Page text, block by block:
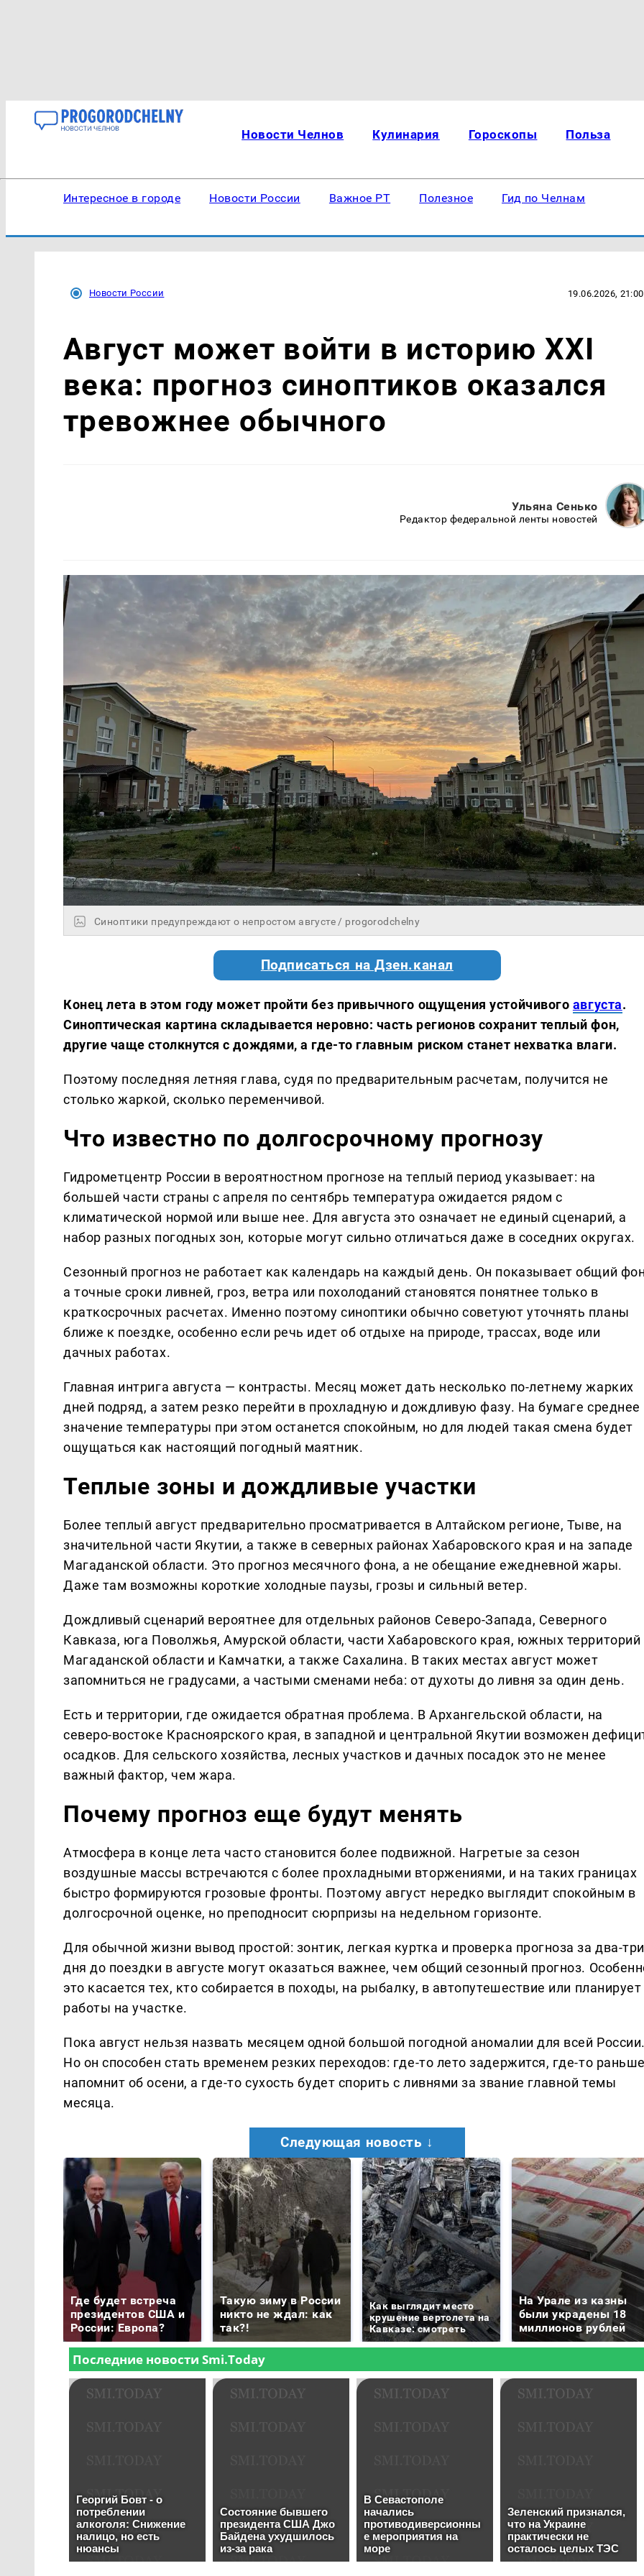
Новости Челнов Кулинария Гороскопы Польза
Интересное в городе Новости России Важное РТ Полезное Гид по Челнам
Новости России 19.06.2026, 21:00
Август может войти в историю XXI
века: прогноз синоптиков оказался
тревожнее обычного
Ульяна Сенько
Редактор федеральной ленты новостей
Синоптики предупреждают о непростом августе / progorodchelny
Подписаться на Дзен.канал
Конец лета в этом году может пройти без привычного ощущения устойчивого августа.
Синоптическая картина складывается неровно: часть регионов сохранит теплый фон,
другие чаще столкнутся с дождями, а где-то главным риском станет нехватка влаги.
Поэтому последняя летняя глава, судя по предварительным расчетам, получится не
столько жаркой, сколько переменчивой.
Что известно по долгосрочному прогнозу
Гидрометцентр России в вероятностном прогнозе на теплый период указывает: на
большей части страны с апреля по сентябрь температура ожидается рядом с
климатической нормой или выше нее. Для августа это означает не единый сценарий, а
набор разных погодных зон, которые могут сильно отличаться даже в соседних округах.
Сезонный прогноз не работает как календарь на каждый день. Он показывает общий
а точные сроки ливней, гроз, ветра или похолоданий становятся понятнее только в
краткосрочных расчетах. Именно поэтому синоптики обычно советуют уточнять планы
ближе к поездке, особенно если речь идет об отдыхе на природе, трассах, воде или
дачных работах.
Главная интрига августа — контрасты. Месяц может дать несколько по-летнему жарких
дней подряд, а затем резко перейти в прохладную и дождливую фазу. На бумаге среднее
значение температуры при этом останется спокойным, но для людей такая смена будет
ощущаться как настоящий погодный маятник.
Теплые зоны и дождливые участки
Более теплый август предварительно просматривается в Алтайском регионе, Тыве, на
значительной части Якутии, а также в северных районах Хабаровского края и на западе
Магаданской области. Это прогноз месячного фона, а не обещание ежедневной жары.
Даже там возможны короткие холодные паузы, грозы и сильный ветер.
Дождливый сценарий вероятнее для отдельных районов Северо-Запада, Северного
Кавказа, юга Поволжья, Амурской области, части Хабаровского края, южных территорий
Магаданской области и Камчатки, а также Сахалина. В таких местах август может
запомниться не градусами, а частыми сменами неба: от духоты до ливня за один день.
Есть и территории, где ожидается обратная проблема. В Архангельской области, на
северо-востоке Красноярского края, в западной и центральной Якутии возможен
осадков. Для сельского хозяйства, лесных участков и дачных посадок это не менее
важный фактор, чем жара.
Почему прогноз еще будут менять
Атмосфера в конце лета часто становится более подвижной. Нагретые за сезон
воздушные массы встречаются с более прохладными вторжениями, и на таких границах
быстро формируются грозовые фронты. Поэтому август нередко выглядит спокойным в
долгосрочной оценке, но преподносит сюрпризы на недельном горизонте.
Для обычной жизни вывод простой: зонтик, легкая куртка и проверка прогноза за два-три
дня до поездки в августе могут оказаться важнее, чем общий сезонный прогноз.
это касается тех, кто собирается в походы, на рыбалку, в автопутешествие или планирует
работы на участке.
Пока август нельзя назвать месяцем одной большой погодной аномалии для всей
Но он способен стать временем резких переходов: где-то лето задержится, где-то
напомнит об осени, а где-то сухость будет спорить с ливнями за звание главной темы
месяца.
Следующая новость ↓
Где будет встреча
президентов США и
России: Европа?
Такую зиму в России
никто не ждал: как
так?!
Как выглядит место
крушение вертолета на
Кавказе: смотреть
На Урале из казны
были украдены 18
миллионов рублей